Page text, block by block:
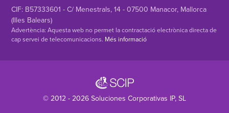
CIF: B57333601 - C/ Menestrals, 14 - 07500 Manacor, Mallorca
(Illes Balears)
Advertència: Aquesta web no permet la contractació electrònica directa de
cap servei de telecomunicacions. Més informació
© 2012 - 2026 Soluciones Corporativas IP, SL